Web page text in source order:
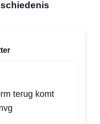
terug komt